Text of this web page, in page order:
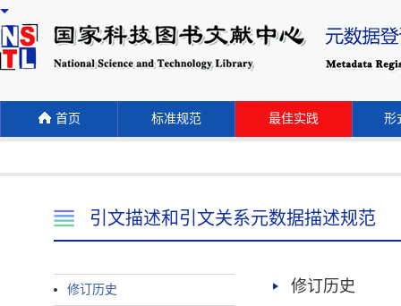
首页 标准规范 最佳实践 形
引文描述和引文关系元数据描述规范
修订历史 修订历史